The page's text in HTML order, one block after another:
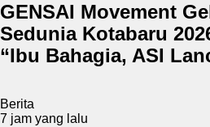
GENSAI Movement
Sedunia Kotabaru
“Ibu Bahagia, ASI
Berita
7 jam yang lalu